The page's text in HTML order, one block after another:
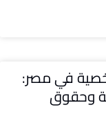
في مصر:
وحقوق